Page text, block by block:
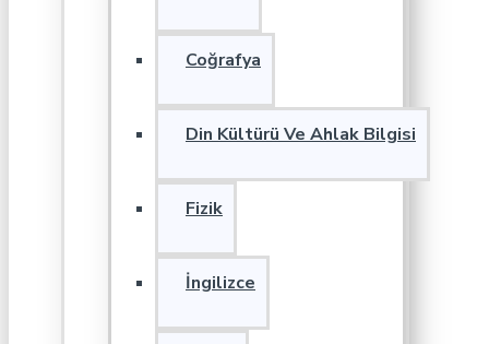
Coğrafya
Din Kültürü Ve Ahlak Bilgisi
Fizik
İngilizce